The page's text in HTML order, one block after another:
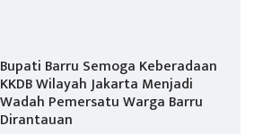
Bupati Barru Semoga Keberadaan
KKDB Wilayah Jakarta Menjadi
Wadah Pemersatu Warga Barru
Dirantauan